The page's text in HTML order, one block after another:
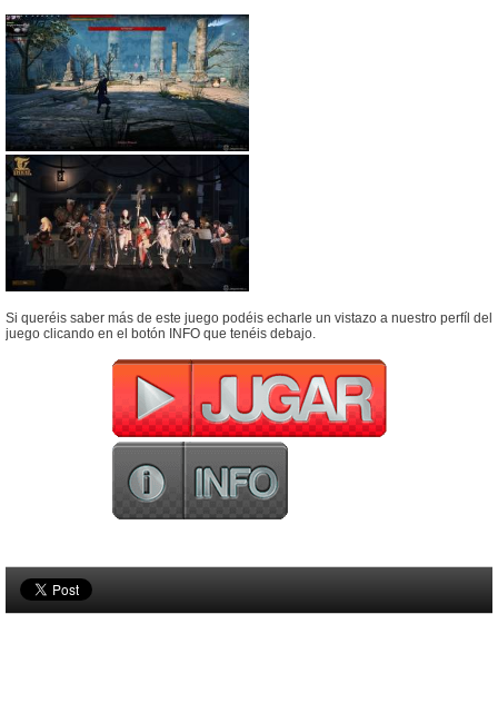
Si queréis saber más de este juego podéis echarle un vistazo a nuestro perfíl del
juego clicando en el botón INFO que tenéis debajo.